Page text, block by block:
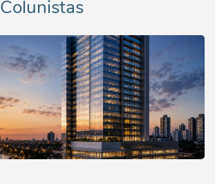
Colunistas